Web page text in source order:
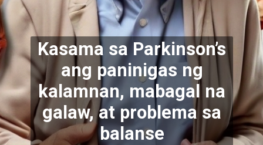
Kasama sa Parkinson’s
ang paninigas ng
kalamnan, mabagal na
galaw, at problema sa
balanse